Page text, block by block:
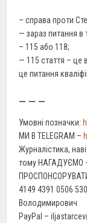
– справа проти
— зараз питання в
– 115 або 118;
— 115 стаття – це
це питання
– – –
Умовні позначки:
МИ В TELEGRAM –
Журналістика,
тому НАГАДУЄМО
4149 4391 0506
Володимирович
PayPal –